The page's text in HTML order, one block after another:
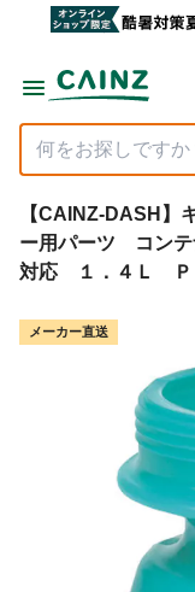
【CAINZ-DASH】
ー用パーツ コン
対応 １．４Ｌ Ｐ
メーカー直送